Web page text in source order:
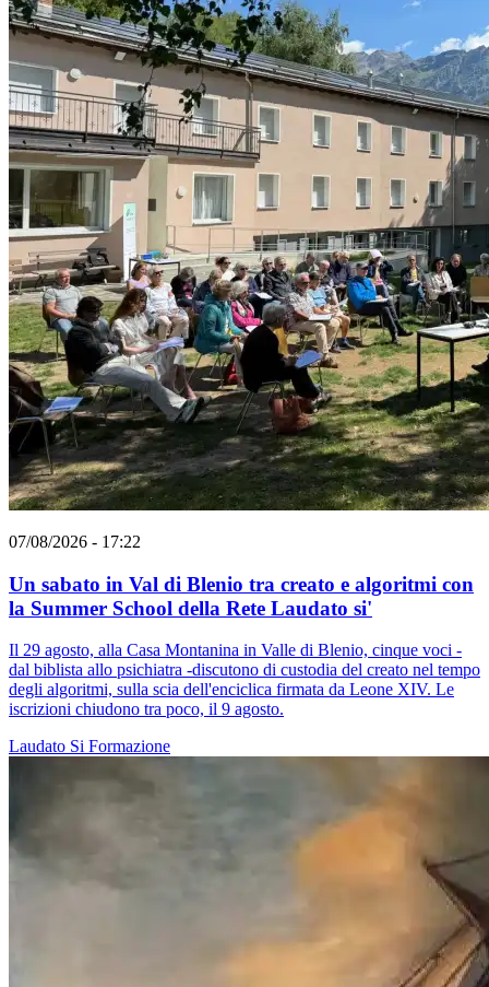
07/08/2026 - 17:22
Un sabato in Val di Blenio tra creato e algoritmi con
la Summer School della Rete Laudato si'
Il 29 agosto, alla Casa Montanina in Valle di Blenio, cinque voci -
dal biblista allo psichiatra -discutono di custodia del creato nel tempo
degli algoritmi, sulla scia dell'enciclica firmata da Leone XIV. Le
iscrizioni chiudono tra poco, il 9 agosto.
Laudato Si Formazione